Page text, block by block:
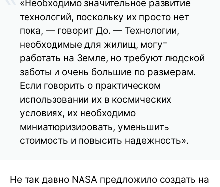
«Необходимо значительное развитие
технологий, поскольку их просто нет
пока, — говорит До. — Технологии,
необходимые для жилищ, могут
работать на Земле, но требуют людской
заботы и очень большие по размерам.
Если говорить о практическом
использовании их в космических
условиях, их необходимо
миниатюризировать, уменьшить
стоимость и повысить надежность».
Не так давно NASA предложило создать на